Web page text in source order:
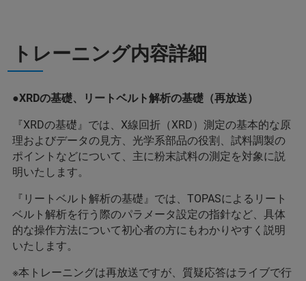
トレーニング内容詳細
●XRDの基礎、リートベルト解析の基礎（再放送）
『XRDの基礎』では、X線回折（XRD）測定の基本的な原
理およびデータの見方、光学系部品の役割、試料調製の
ポイントなどについて、主に粉末試料の測定を対象に説
明いたします。
『リートベルト解析の基礎』では、TOPASによるリート
ベルト解析を行う際のパラメータ設定の指針など、具体
的な操作方法について初心者の方にもわかりやすく説明
いたします。
※本トレーニングは再放送ですが、質疑応答はライブで行